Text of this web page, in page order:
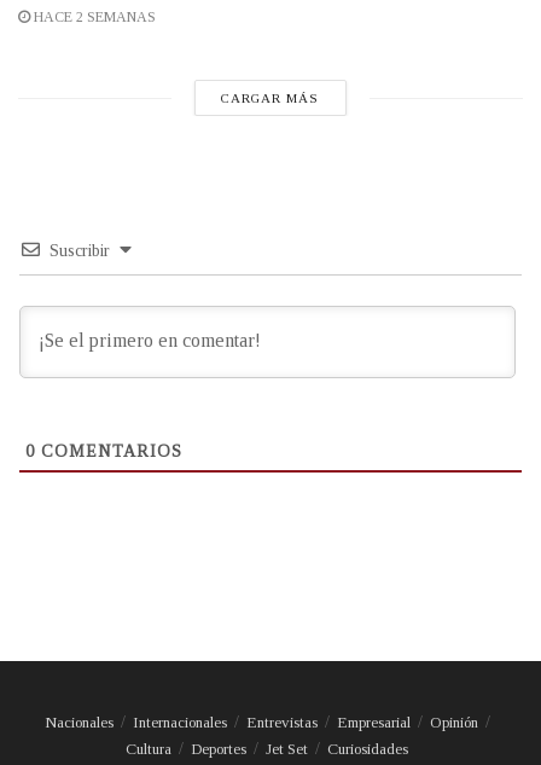
HACE 2 SEMANAS
CARGAR MÁS
Suscribir
0 COMENTARIOS
Nacionales Internacionales Entrevistas Empresarial
Opinión
Cultura
Deportes Jet Set Curiosidades